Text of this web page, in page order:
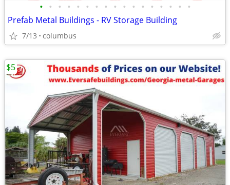
• • • • • • • • • • • • • • • • •
Prefab Metal Buildings - RV Storage Building
7/13 columbus
$5